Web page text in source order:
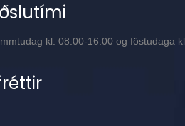
kl. 08:00-16:00 og föstudaga